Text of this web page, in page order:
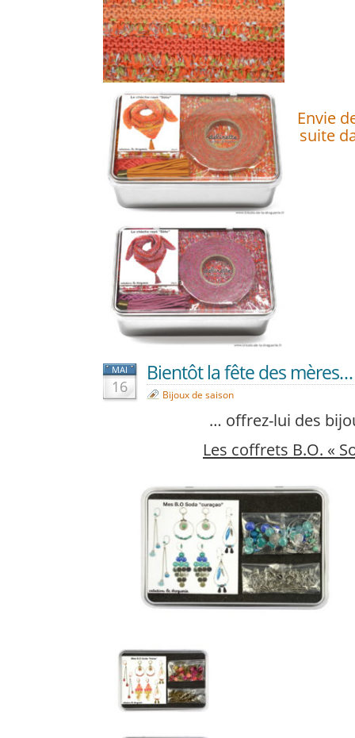
Envie
suite
MAI
16
Bientôt la fête des mères…
Bijoux de saison
… offrez-lui des
Les coffrets B.O. «